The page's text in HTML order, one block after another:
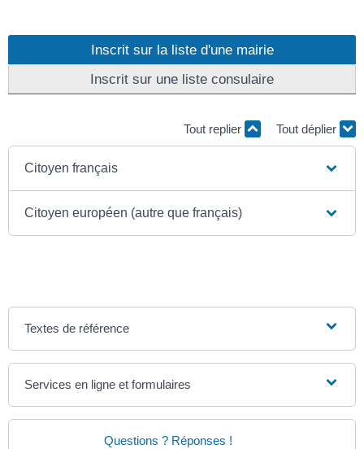
Inscrit sur la liste d'une mairie
Inscrit sur une liste consulaire
Tout replier Tout déplier
Citoyen français
Citoyen européen (autre que français)
Textes de référence
Services en ligne et formulaires
Questions ? Réponses !